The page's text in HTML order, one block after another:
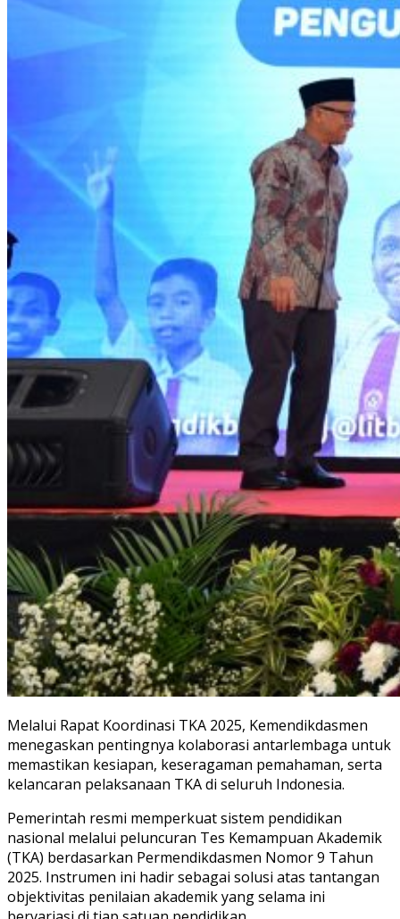
Melalui Rapat Koordinasi TKA 2025, Kemendikdasmen
menegaskan pentingnya kolaborasi antarlembaga untuk
memastikan kesiapan, keseragaman pemahaman, serta
kelancaran pelaksanaan TKA di seluruh Indonesia.
Pemerintah resmi memperkuat sistem pendidikan
nasional melalui peluncuran Tes Kemampuan Akademik
(TKA) berdasarkan Permendikdasmen Nomor 9 Tahun
2025. Instrumen ini hadir sebagai solusi atas tantangan
objektivitas penilaian akademik yang selama ini